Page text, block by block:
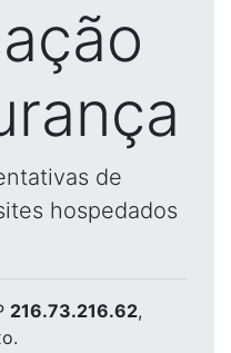
de
hospedados
216.73.216.62,